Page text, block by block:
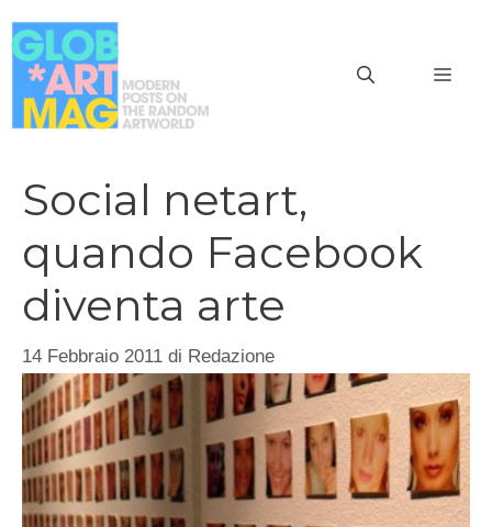
al
contenuto
Social netart,
quando Facebook
diventa arte
14 Febbraio 2011 di Redazione